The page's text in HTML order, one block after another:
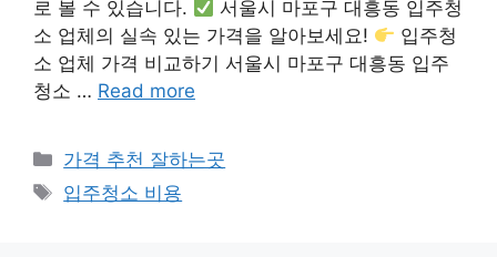
로 볼 수 있습니다.
서울시 마포구 대흥동 입주청
소 업체의 실속 있는 가격을 알아보세요!
입주청
소 업체 가격 비교하기 서울시 마포구 대흥동 입주
청소 … Read more
카
테
가격 추천 잘하는곳
태
입주청소 비용